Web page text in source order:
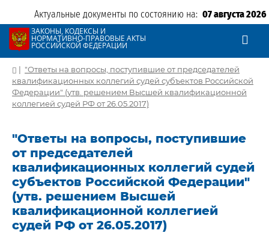
Актуальные документы по состоянию на: 07 августа 2026
ЗАКОНЫ, КОДЕКСЫ И
НОРМАТИВНО-ПРАВОВЫЕ АКТЫ
РОССИЙСКОЙ ФЕДЕРАЦИИ
| "Ответы на вопросы, поступившие от председателей
квалификационных коллегий судей субъектов Российской
Федерации" (утв. решением Высшей квалификационной
коллегией судей РФ от 26.05.2017)
"Ответы на вопросы, поступившие
от председателей
квалификационных коллегий судей
субъектов Российской Федерации"
(утв. решением Высшей
квалификационной коллегией
судей РФ от 26.05.2017)